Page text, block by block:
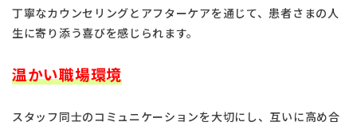
丁寧なカウンセリングとアフターケアを通じて、患者さまの人
生に寄り添う喜びを感じられます。
温かい職場環境
スタッフ同士のコミュニケーションを大切にし、互いに高め合